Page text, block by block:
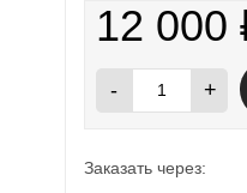
12 000
- +
Заказать через: